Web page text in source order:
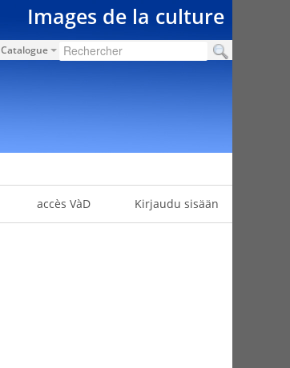
Images de la culture
Catalogue
accès VàD Kirjaudu sisään